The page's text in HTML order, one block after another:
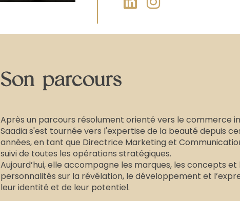
Son parcours
Après un parcours résolument orienté vers le commerce
Saadia s'est tournée vers l'expertise de la beauté depuis
années, en tant que Directrice Marketing et
suivi de toutes les opérations stratégiques.
Aujourd’hui, elle accompagne les marques, les concepts et
personnalités sur la révélation, le développement et
leur identité et de leur potentiel.